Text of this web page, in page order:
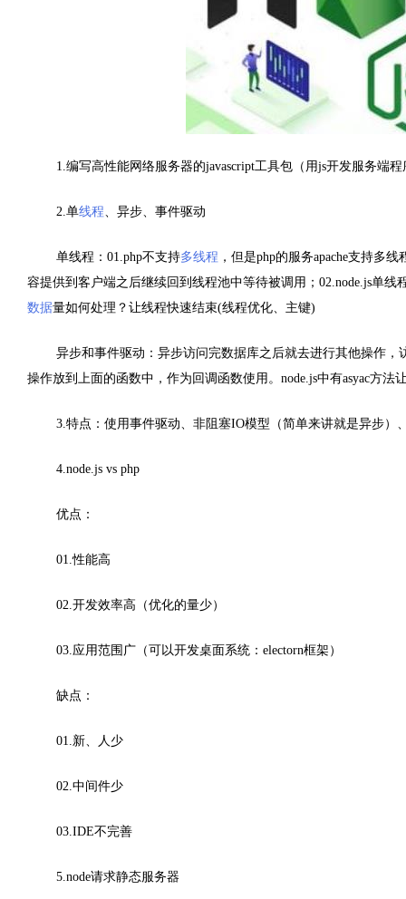
1.编写高性能网络服务器的javascript工具包（用js开发服务端程
2.单线程、异步、事件驱动
单线程：01.php不支持多线程 ，但是php的服务apache支持多
容提供到客户端之后继续回到线程池中等待被调用；02.node.js单
数据量如何处理？让线程快速结束(线程优化、主键)
异步和事件驱动：异步访问完数据库之后就去进行其他操作
操作放到上面的函数中，作为回调函数使用。node.js中有asyac方法
3.特点：使用事件驱动、非阻塞IO模型（简单来讲就是异步）
4.node.js vs php
优点：
01.性能高
02.开发效率高（优化的量少）
03.应用范围广（可以开发桌面系统：electorn框架）
缺点：
01.新、人少
02.中间件少
03.IDE不完善
5.node请求静态服务器